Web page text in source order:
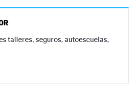
talleres, seguros, autoescuelas,